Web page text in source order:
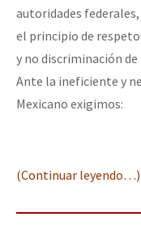
autoridades
el principio de
y no discriminación
Ante la ineficiente y
Mexicano exigimos:
(Continuar leyendo…)